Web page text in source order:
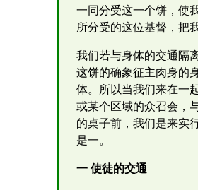
一同分受这一个饼，使
所分受的这位基督，把
我们若与身体的交通隔
这饼的确象征主肉身的
体。所以当我们来在一
或某个区域的众召会，
的桌子前，我们是来实
是一。
一 使徒的交通